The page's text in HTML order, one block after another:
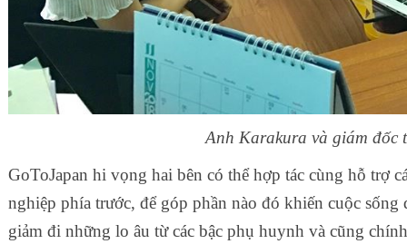
Anh Karakura và giám đốc
GoToJapan hi vọng hai bên có thể hợp tác cùng hỗ trợ
nghiệp phía trước, để góp phần nào đó khiến cuộc
giảm đi những lo âu từ các bậc phụ huynh và cũng